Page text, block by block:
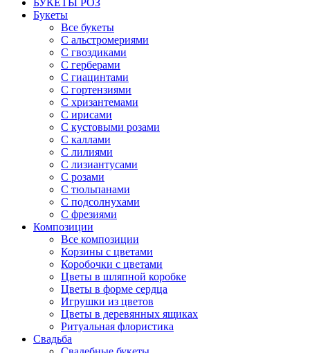
БУКЕТЫ РОЗ
Букеты
Все букеты
С альстромериями
С гвоздиками
С герберами
С гиацинтами
С гортензиями
С хризантемами
С ирисами
С кустовыми розами
С каллами
С лилиями
С лизиантусами
С розами
С тюльпанами
С подсолнухами
С фрезиями
Композиции
Все композиции
Корзины с цветами
Коробочки с цветами
Цветы в шляпной коробке
Цветы в форме сердца
Игрушки из цветов
Цветы в деревянных ящиках
Ритуальная флористика
Свадьба